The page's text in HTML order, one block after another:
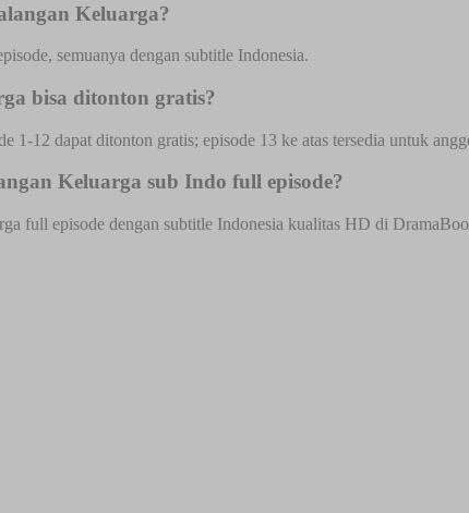
Keluarga?
semuanya dengan subtitle Indonesia.
bisa ditonton gratis?
1-12 dapat ditonton gratis; episode 13 ke atas tersedia untuk
Keluarga sub Indo full episode?
full episode dengan subtitle Indonesia kualitas HD di